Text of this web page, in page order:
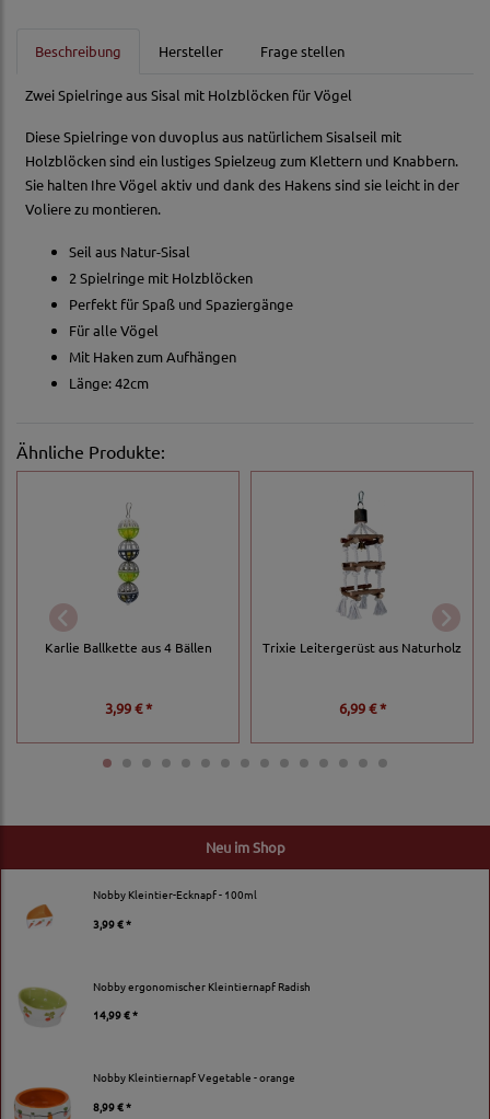
Neu im Shop
Nobby Kleintier-Ecknapf - 100ml
3,99 € *
Nobby ergonomischer Kleintiernapf Radish
14,99 € *
Nobby Kleintiernapf Vegetable - orange
8,99 € *
Beschreibung Hersteller Frage stellen
Zwei Spielringe aus Sisal mit Holzblöcken für Vögel
Diese Spielringe von duvoplus aus natürlichem Sisalseil mit
Holzblöcken sind ein lustiges Spielzeug zum Klettern und Knabbern.
Sie halten Ihre Vögel aktiv und dank des Hakens sind sie leicht in der
Voliere zu montieren.
Seil aus Natur-Sisal
2 Spielringe mit Holzblöcken
Perfekt für Spaß und Spaziergänge
Für alle Vögel
Mit Haken zum Aufhängen
Länge: 42cm
Ähnliche Produkte:
Karlie Ballkette aus 4 Bällen
3,99 € *
Trixie Leitergerüst aus Naturholz
6,99 € *